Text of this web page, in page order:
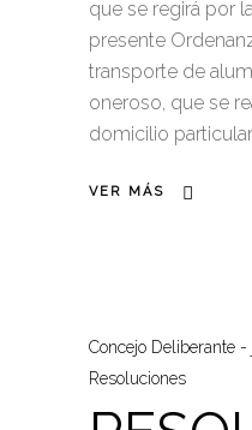
que se regirá por
presente
transporte de
oneroso, que se
domicilio
VER MÁS
Concejo Deliberante
Resoluciones